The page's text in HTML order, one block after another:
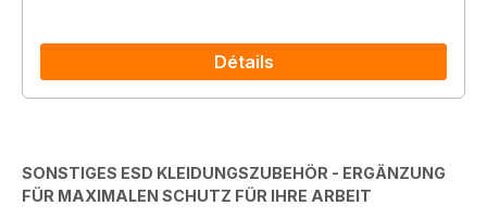
Détails
SONSTIGES ESD KLEIDUNGSZUBEHÖR - ERGÄNZUNG
FÜR MAXIMALEN SCHUTZ FÜR IHRE ARBEIT